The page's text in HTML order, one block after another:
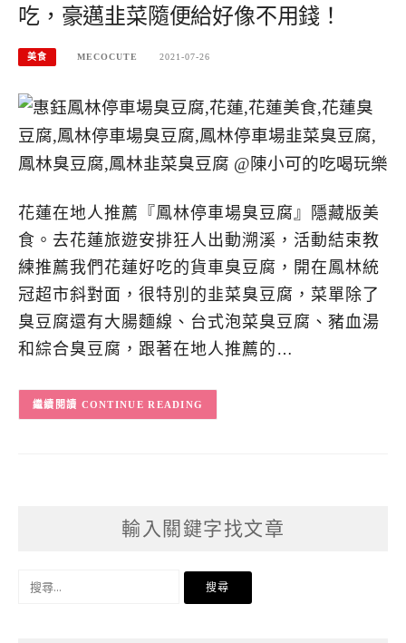
吃，豪邁韭菜隨便給好像不用錢！
美食 MECOCUTE 2021-07-26
花蓮在地人推薦『鳳林停車場臭豆腐』隱藏版美
食。去花蓮旅遊安排狂人出動溯溪，活動結束教
練推薦我們花蓮好吃的貨車臭豆腐，開在鳳林統
冠超市斜對面，很特別的韭菜臭豆腐，菜單除了
臭豆腐還有大腸麵線、台式泡菜臭豆腐、豬血湯
和綜合臭豆腐，跟著在地人推薦的…
CONTINUE READING
輸入關鍵字找文章
搜